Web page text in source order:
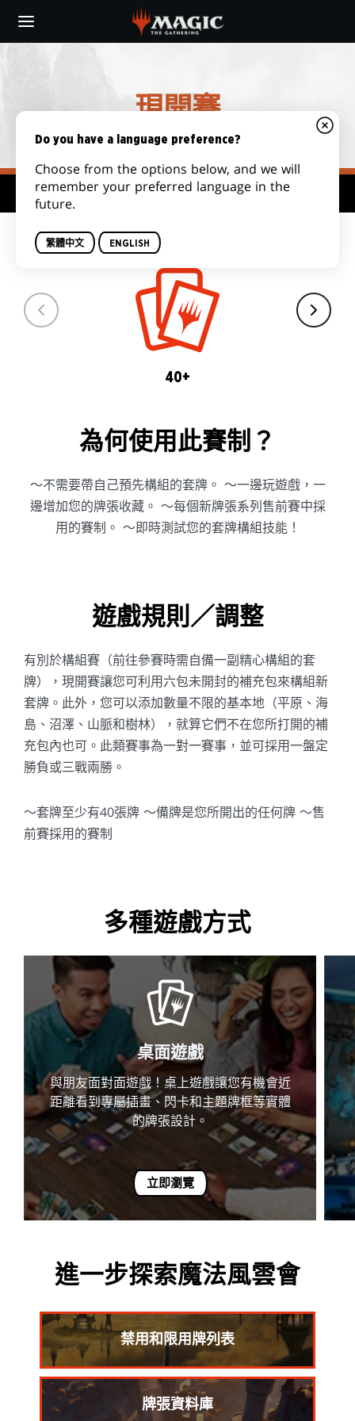
main
現開賽
賽制中心
套牌數量
40+
為何使用此賽制？
～不需要帶自己預先構組的套牌。 ～一邊玩遊戲，一
邊增加您的牌張收藏。 ～每個新牌張系列售前賽中採
用的賽制。 ～即時測試您的套牌構組技能！
遊戲規則／調整
有別於構組賽（前往參賽時需自備一副精心構組的套
牌），現開賽讓您可利用六包未開封的補充包來構組新
套牌。此外，您可以添加數量不限的基本地（平原、海
島、沼澤、山脈和樹林），就算它們不在您所打開的補
充包內也可。此類賽事為一對一賽事，並可採用一盤定
勝負或三戰兩勝。
～套牌至少有40張牌 ～備牌是您所開出的任何牌 ～售
前賽採用的賽制
多種遊戲方式
桌面遊戲
與朋友面對面遊戲！桌上遊戲讓您有機會近
距離看到專屬插畫、閃卡和主題牌框等實體
的牌張設計。
立即瀏覽
進一步探索魔法風雲會
禁用和限用牌列表
牌張資料庫
Do you have a language preference?
Choose from the options below, and we will
remember your preferred language in the
future.
繁體中文 ENGLISH